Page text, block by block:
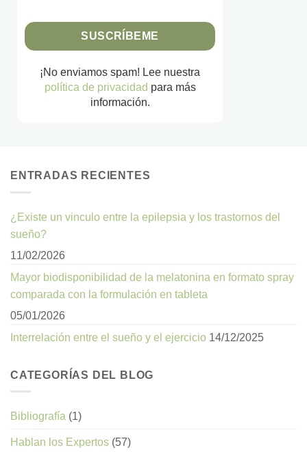
¡No enviamos spam! Lee nuestra
política de privacidad para más
información.
ENTRADAS RECIENTES
¿Existe un vinculo entre la epilepsia y los trastornos del
sueño?
11/02/2026
Mayor biodisponibilidad de la melatonina en formato spray
comparada con la formulación en tableta
05/01/2026
Interrelación entre el sueño y el ejercicio 14/12/2025
CATEGORÍAS DEL BLOG
Bibliografía (1)
Hablan los Expertos (57)